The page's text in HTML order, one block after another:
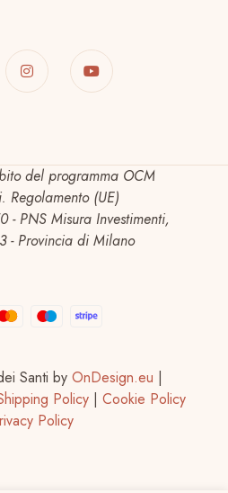
Santi by OnDesign.eu |
Policy| Cookie Policy
Policy
del programma OCM
Regolamento (UE)
- PNS Misura Investimenti,
- Provincia di Milano